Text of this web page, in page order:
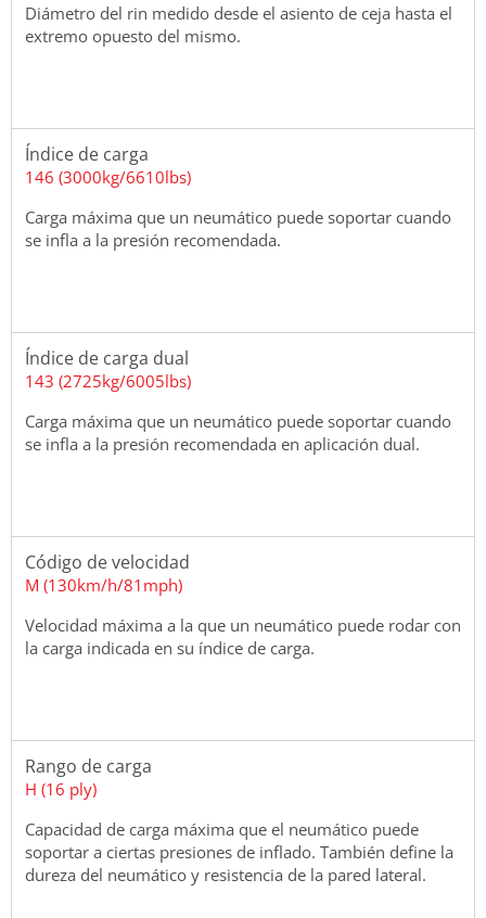
Diámetro del rin medido desde el asiento de ceja hasta el
extremo opuesto del mismo.
Índice de carga
146 (3000kg/6610lbs)
Carga máxima que un neumático puede soportar cuando
se infla a la presión recomendada.
Índice de carga dual
143 (2725kg/6005lbs)
Carga máxima que un neumático puede soportar cuando
se infla a la presión recomendada en aplicación dual.
Código de velocidad
M (130km/h/81mph)
Velocidad máxima a la que un neumático puede rodar con
la carga indicada en su índice de carga.
Rango de carga
H (16 ply)
Capacidad de carga máxima que el neumático puede
soportar a ciertas presiones de inflado. También define la
dureza del neumático y resistencia de la pared lateral.